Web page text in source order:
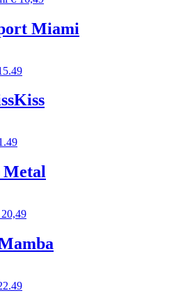
Miami
Metal